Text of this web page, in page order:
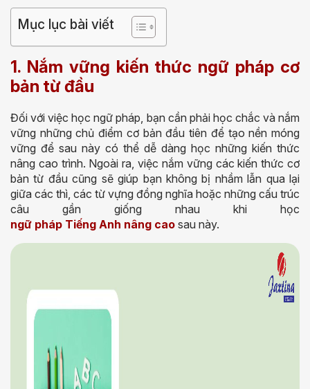
Mục lục bài viết
1. Nắm vững kiến thức ngữ pháp cơ
bản từ đầu
Đối với việc học ngữ pháp, bạn cần phải học chắc và nắm
vững những chủ điểm cơ bản đầu tiên để tạo nền móng
vững để sau này có thể dễ dàng học những kiến thức
nâng cao trình. Ngoài ra, việc nắm vững các kiến thức cơ
bản từ đầu cũng sẽ giúp bạn không bị nhầm lẫn qua lại
giữa các thì, các từ vựng đồng nghĩa hoặc những cấu trúc
câu gần giống nhau khi học
ngữ pháp Tiếng Anh nâng cao sau này.